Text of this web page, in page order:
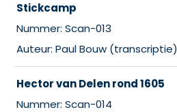
Stickcamp
Nummer: Scan-013
Auteur: Paul Bouw (transcriptie)
Hector van Delen rond 1605
Nummer: Scan-014